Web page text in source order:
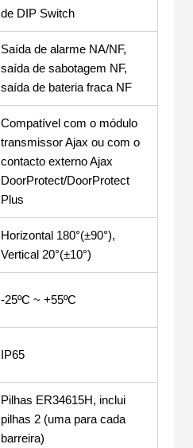
de DIP Switch
Saída de alarme NA/NF,
saída de sabotagem NF,
saída de bateria fraca NF
Compatível com o módulo
transmissor Ajax ou com o
contacto externo Ajax
DoorProtect/DoorProtect
Plus
Horizontal 180°(±90°),
Vertical 20°(±10°)
-25ºC ~ +55ºC
IP65
Pilhas ER34615H, inclui
pilhas 2 (uma para cada
barreira)